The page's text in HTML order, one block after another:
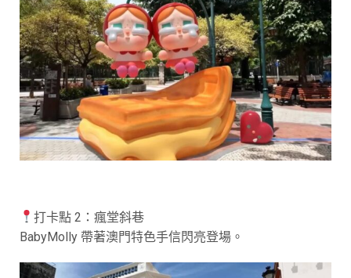
打卡點 2：瘋堂斜巷​
BabyMolly 帶著澳門特色手信閃亮登場。